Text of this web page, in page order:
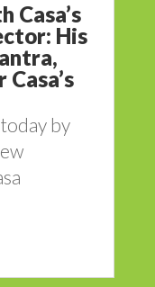
Casa’s
His
by